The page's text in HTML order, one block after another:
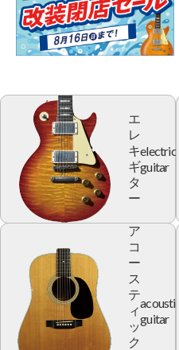
エ
レ
キ
ギ
タ
ー
electric
guitar
ア
コ
ー
ス
テ
ィ
ッ
ク
acoustic
guitar